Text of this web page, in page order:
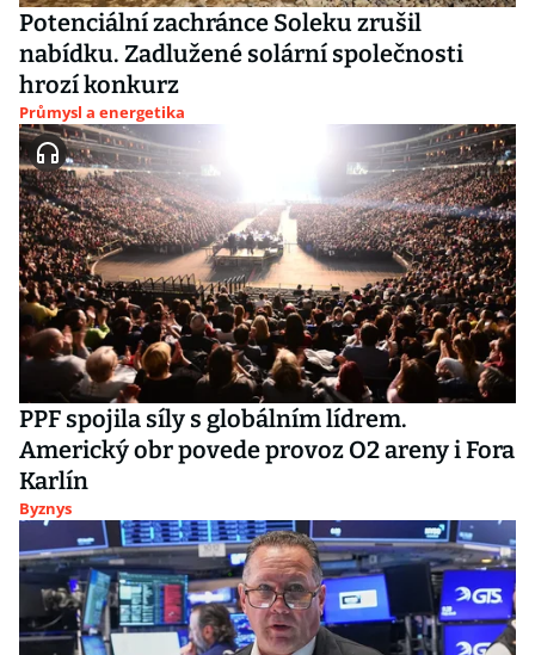
Potenciální zachránce Soleku zrušil
nabídku. Zadlužené solární společnosti
hrozí konkurz
Průmysl a energetika
PPF spojila síly s globálním lídrem.
Americký obr povede provoz O2 areny i Fora
Karlín
Byznys